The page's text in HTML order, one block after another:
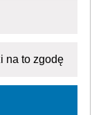
na to zgodę